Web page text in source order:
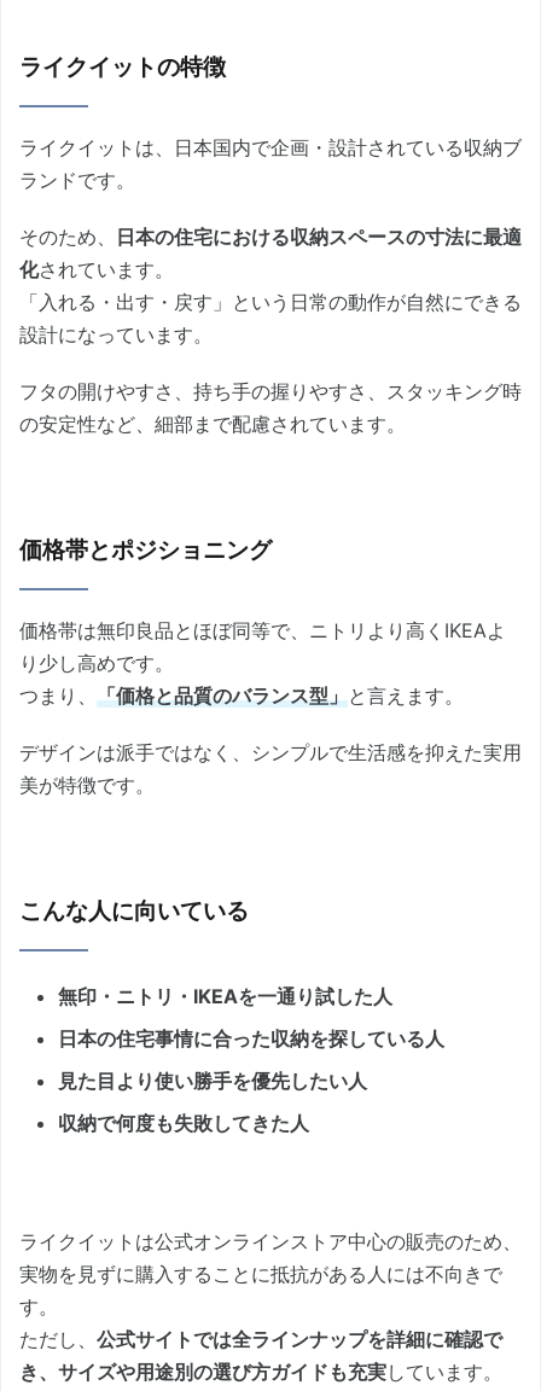
ライクイットの特徴
ライクイットは、日本国内で企画・設計されている収納ブ
ランドです。
そのため、
日本の住宅における収納スペースの寸法に最適
化されています。
「入れる・出す・戻す」という日常の動作が自然にできる
設計になっています。
フタの開けやすさ、持ち手の握りやすさ、スタッキング時
の安定性など、細部まで配慮されています。
価格帯とポジショニング
価格帯は無印良品とほぼ同等で、ニトリより高くIKEAよ
り少し高めです。
つまり、 「価格と品質のバランス型」と言えます。
デザインは派手ではなく、シンプルで生活感を抑えた実用
美が特徴です。
こんな人に向いている
無印・ニトリ・IKEAを一通り試した人
日本の住宅事情に合った収納を探している人
見た目より使い勝手を優先したい人
収納で何度も失敗してきた人
ライクイットは公式オンラインストア中心の販売のため、
実物を見ずに購入することに抵抗がある人には不向きで
す。
ただし、 公式サイトでは全ラインナップを詳細に確認で
き、サイズや用途別の選び方ガイドも充実しています。